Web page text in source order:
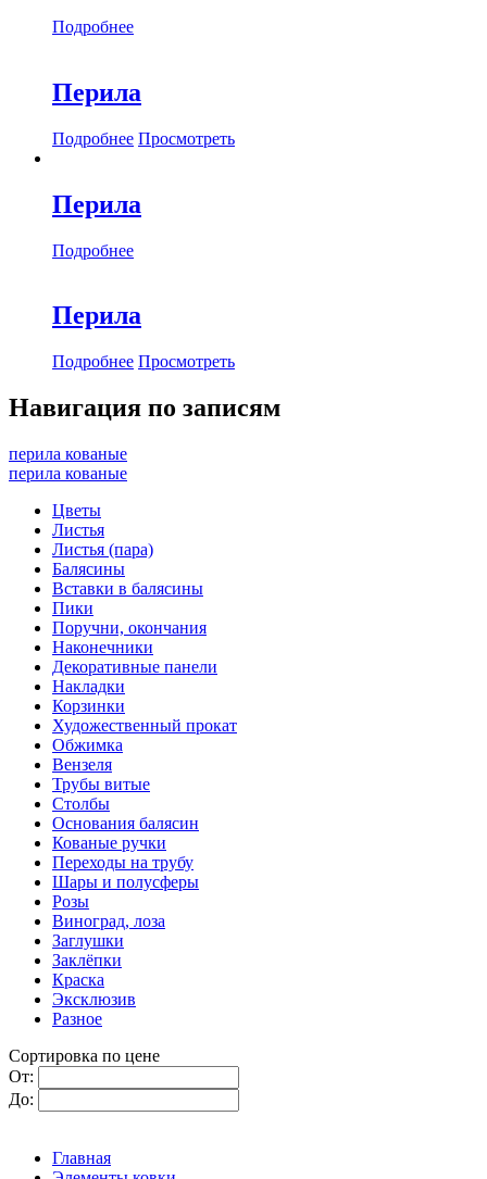
Подробнее
Перила
Подробнее Просмотреть
Перила
Подробнее
Перила
Подробнее Просмотреть
Навигация по записям
перила кованые
перила кованые
Цветы
Листья
Листья (пара)
Балясины
Вставки в балясины
Пики
Поручни, окончания
Наконечники
Декоративные панели
Накладки
Корзинки
Художественный прокат
Обжимка
Вензеля
Трубы витые
Столбы
Основания балясин
Кованые ручки
Переходы на трубу
Шары и полусферы
Розы
Виноград, лоза
Заглушки
Заклёпки
Краска
Эксклюзив
Разное
Сортировка по цене
От:
До:
Главная